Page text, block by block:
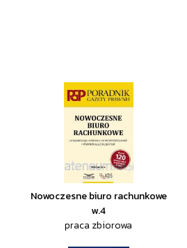
Nowoczesne biuro rachunkowe
w.4
praca zbiorowa